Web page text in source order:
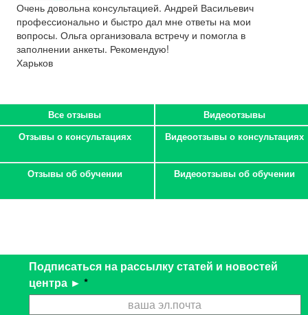
Очень довольна консультацией. Андрей Васильевич
профессионально и быстро дал мне ответы на мои
вопросы. Ольга организовала встречу и помогла в
заполнении анкеты. Рекомендую!
Харьков
Все отзывы
Видеоотзывы
Отзывы о консультациях
Видеоотзывы о консультациях
Отзывы об обучении Видеоотзывы об обучении
Подписаться на рассылку статей и новостей
центра ► *